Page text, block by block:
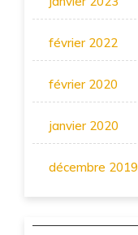
février 2022
février 2020
janvier 2020
décembre 2019